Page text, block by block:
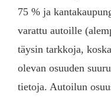
75 % ja
varattu autoille
täysin tarkkoja,
olevan osuuden
tietoja. Autoilun